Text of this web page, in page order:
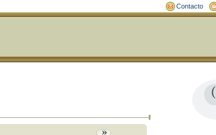
Contacto